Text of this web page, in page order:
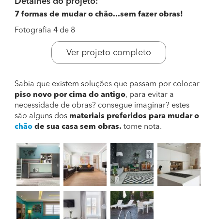
7 formas de mudar o chão...sem fazer obras!
Fotografia 4 de 8
Ver projeto completo
Sabia que existem soluções que passam por colocar
piso novo por cima do antigo, para evitar a
necessidade de obras? consegue imaginar? estes
são alguns dos materiais preferidos para mudar o
chão de sua casa sem obras. tome nota.